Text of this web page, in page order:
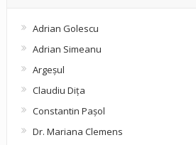
Adrian Golescu
Adrian Simeanu
Argeşul
Claudiu Diţa
Constantin Pașol
Dr. Mariana Clemens